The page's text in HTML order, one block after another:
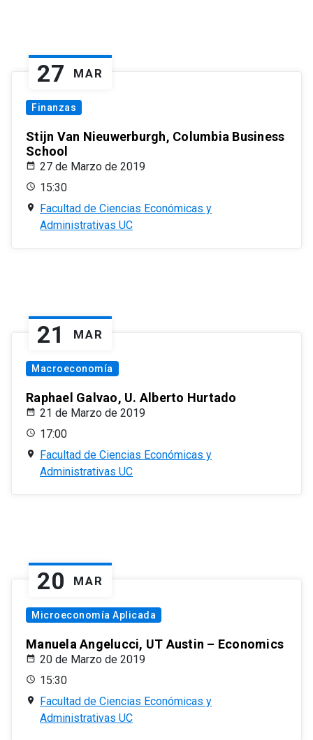
27 MAR
Finanzas
Stijn Van Nieuwerburgh, Columbia Business
School
27 de Marzo de 2019
15:30
Facultad de Ciencias Económicas y
Administrativas UC
21 MAR
Macroeconomía
Raphael Galvao, U. Alberto Hurtado
21 de Marzo de 2019
17:00
Facultad de Ciencias Económicas y
Administrativas UC
20 MAR
Microeconomía Aplicada
Manuela Angelucci, UT Austin – Economics
20 de Marzo de 2019
15:30
Facultad de Ciencias Económicas y
Administrativas UC